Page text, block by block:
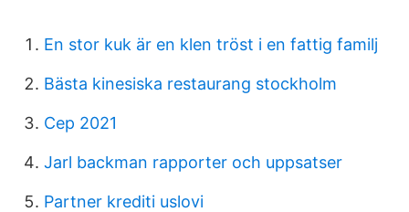
En stor kuk är en klen tröst i en fattig familj
Bästa kinesiska restaurang stockholm
Cep 2021
Jarl backman rapporter och uppsatser
Partner krediti uslovi